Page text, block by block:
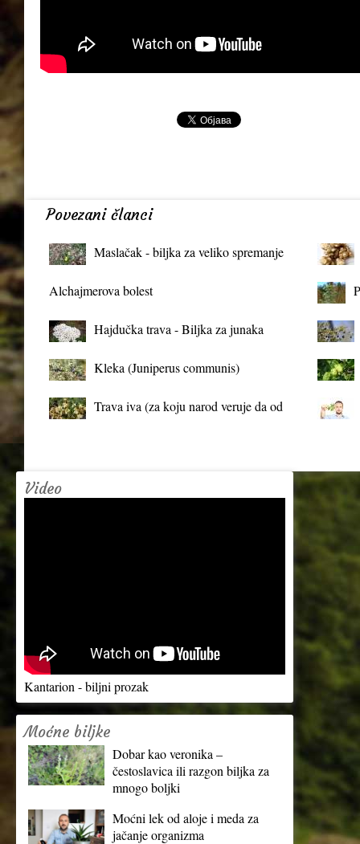
Povezani članci
Maslačak - biljka za veliko spremanje
Alchajmerova bolest
Hajdučka trava - Biljka za junaka
Kleka (Juniperus communis)
Trava iva (za koju narod veruje da od
Video
Kantarion - biljni prozak
Moćne biljke
Dobar kao veronika –
čestoslavica ili razgon biljka za
mnogo boljki
Moćni lek od aloje i meda za
jačanje organizma